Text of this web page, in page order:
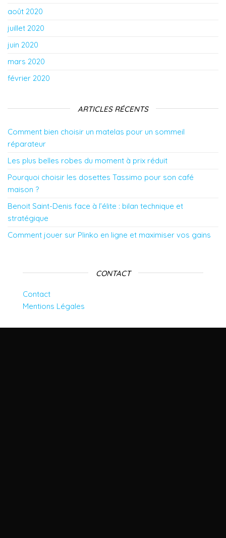
août 2020
juillet 2020
juin 2020
mars 2020
février 2020
ARTICLES RÉCENTS
Comment bien choisir un matelas pour un sommeil
réparateur
Les plus belles robes du moment à prix réduit
Pourquoi choisir les dosettes Tassimo pour son café
maison ?
Benoit Saint-Denis face à l’élite : bilan technique et
stratégique
Comment jouer sur Plinko en ligne et maximiser vos gains
CONTACT
Contact
Mentions Légales